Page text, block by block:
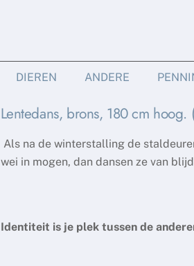
DIEREN ANDERE
Lentedans, brons, 180 cm hoog.
Als na de winterstalling de
wei in mogen, dan dansen ze van
Identiteit is je plek tussen de